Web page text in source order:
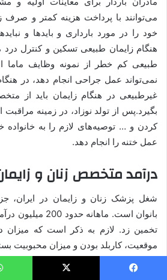
می‌توانند با پرداخت هزینه کمتر و
خود را در مورد بارداری و بایدها و
هنگام زایمان طبیعی تسکین و کنترل درد
طبیعی کم خطر از نمونه وظایف ماما
نمی‌تواند عمل جراحی انجام دهد، در
غیرطبیعی در هنگام زایمان باید از
بگیرد.پس از تولد نوزاد، در زمینه مراقبت
کردن و … توصیه‌های لازم را به خانواده
عمل ختنه را انجام دهد.
درآمد متخصص زنان و
شغل پزشک زنان و زایمان در ایران،
بانوان است.
تخمین زد. لازم به ذکر است که میزان
موقعیت، کاربلد بودن و میزان محبوبیت